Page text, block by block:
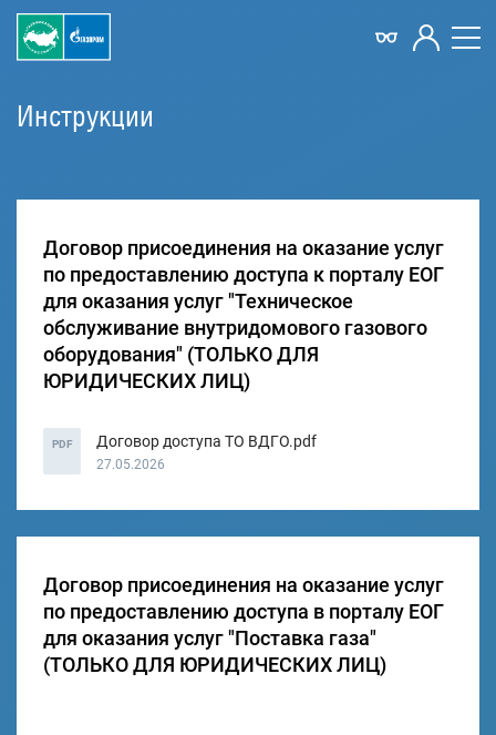
Инструкции
Договор присоединения на оказание услуг
по предоставлению доступа к порталу ЕОГ
для оказания услуг "Техническое
обслуживание внутридомового газового
оборудования" (ТОЛЬКО ДЛЯ
ЮРИДИЧЕСКИХ ЛИЦ)
PDF Договор доступа ТО ВДГО.pdf
27.05.2026
Договор присоединения на оказание услуг
по предоставлению доступа в порталу ЕОГ
для оказания услуг "Поставка газа"
(ТОЛЬКО ДЛЯ ЮРИДИЧЕСКИХ ЛИЦ)